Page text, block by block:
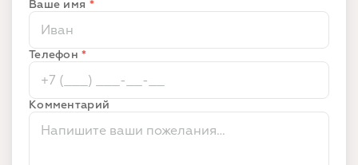
Ваше имя *
Телефон*
Комментарий